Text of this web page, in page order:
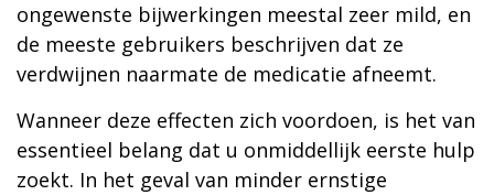
ongewenste bijwerkingen meestal zeer mild, en
de meeste gebruikers beschrijven dat ze
verdwijnen naarmate de medicatie afneemt.
Wanneer deze effecten zich voordoen, is het van
essentieel belang dat u onmiddellijk eerste hulp
zoekt. In het geval van minder ernstige